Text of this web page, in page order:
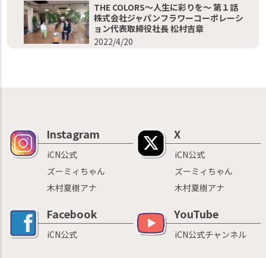
THE COLORS～人生に彩りを～ 第１話
株式会社ジャパンフラワーコーポレーシ
ョン代表取締役社長 松村吉章
2022/4/20
Instagram
iCN公式
ズーミィちゃん
木村夏樹アナ
X
iCN公式
ズーミィちゃん
木村夏樹アナ
Facebook
iCN公式
YouTube
iCN公式チャンネル